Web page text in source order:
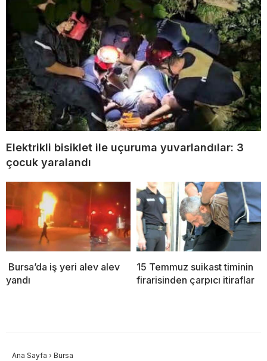
Elektrikli bisiklet ile uçuruma yuvarlandılar: 3
çocuk yaralandı
Bursa’da iş yeri alev alev
yandı
15 Temmuz suikast timinin
firarisinden çarpıcı itiraflar
Ana Sayfa › Bursa